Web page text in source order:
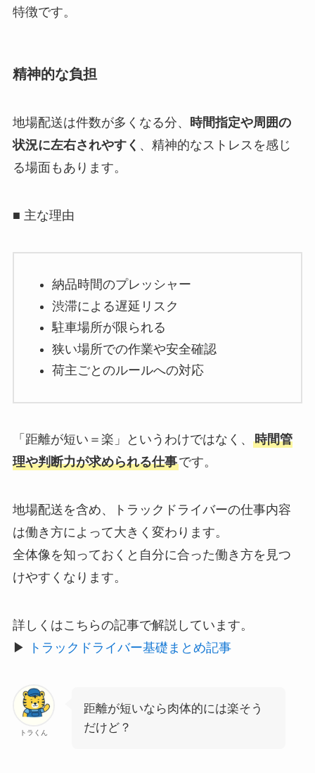
特徴です。
精神的な負担
地場配送は件数が多くなる分、 時間指定や周囲の
状況に左右されやすく 、精神的なストレスを感じ
る場面もあります。
■ 主な理由
納品時間のプレッシャー
渋滞による遅延リスク
駐車場所が限られる
狭い場所での作業や安全確認
荷主ごとのルールへの対応
「距離が短い＝楽」というわけではなく、 時間管
理や判断力が求められる仕事です。
地場配送を含め、トラックドライバーの仕事内容
は働き方によって大きく変わります。
全体像を知っておくと自分に合った働き方を見つ
けやすくなります。
詳しくはこちらの記事で解説しています。
▶︎
トラックドライバー基礎まとめ記事
トラくん
距離が短いなら肉体的には楽そう
だけど？